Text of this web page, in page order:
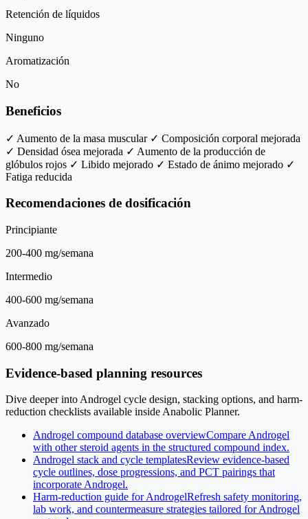
Retención de líquidos
Ninguno
Aromatización
No
Beneficios
✓ Aumento de la masa muscular✓ Composición corporal mejorada
✓ Densidad ósea mejorada ✓ Aumento de la producción de
glóbulos rojos ✓ Libido mejorado ✓ Estado de ánimo mejorado ✓
Fatiga reducida
Recomendaciones de dosificación
Principiante
200-400 mg/semana
Intermedio
400-600 mg/semana
Avanzado
600-800 mg/semana
Evidence-based planning resources
Dive deeper into Androgel cycle design, stacking options, and harm-
reduction checklists available inside Anabolic Planner.
Androgel compound database overviewCompare Androgel
with other steroid agents in the structured compound index.
Androgel stack and cycle templatesReview evidence-based
cycle outlines, dose progressions, and PCT pairings that
incorporate Androgel.
Harm-reduction guide for AndrogelRefresh safety monitoring,
lab work, and countermeasure strategies tailored for Androgel